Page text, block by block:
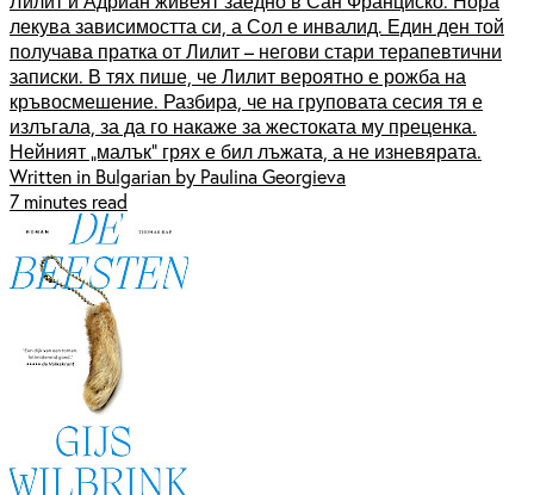
лекува зависимостта си, а Сол е инвалид. Един ден той
получава пратка от Лилит – негови стари терапевтични
записки. В тях пише, че Лилит вероятно е рожба на
кръвосмешение. Разбира, че на груповата сесия тя е
излъгала, за да го накаже за жестоката му преценка.
Нейният „малък“ грях е бил лъжата, а не изневярата.
Written in Bulgarian by Paulina Georgieva
7 minutes read